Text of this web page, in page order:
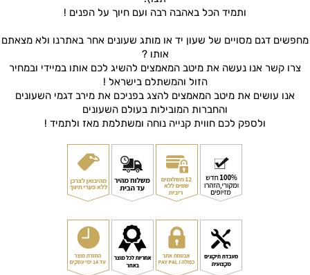
ותמיד הכל באהבה רבה ועם חיוך על הפנים !
מחפשים דגם מסויים של שעון יד או מותג שעונים אחר באתרנו ולא מצאתם
אותו ?
צרו קשר אנו נעשה את מיטב המאמצים להשיג לכם אותו במיידי ובמחיר
הזול והמשתלם בישראל !
אנו עושים את מיטב המאמצים להצג בפניכם את מירב דגמי השעונים
והחברות המובילות בעולם השעונים
ולספק לכם חווית קנייה נוחה ומשתלמת מאז ולתמיד !